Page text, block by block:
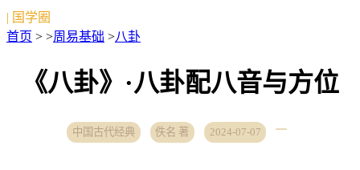
| 国学圈
首页 > >周易基础 >八卦
《八卦》·八卦配八音与方位
中国古代经典 佚名 著 2024-07-07